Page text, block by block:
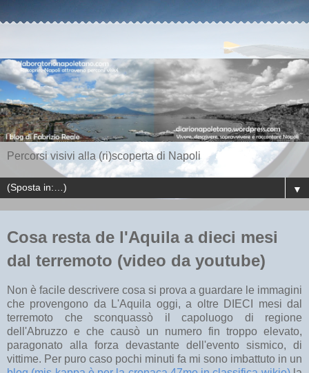
Percorsi visivi alla (ri)scoperta di Napoli
▼
Cosa resta de l'Aquila a dieci mesi
dal terremoto (video da youtube)
Non è facile descrivere cosa si prova a guardare le immagini
che provengono da L'Aquila oggi, a oltre DIECI mesi dal
terremoto che sconquassò il capoluogo di regione
dell'Abruzzo e che causò un numero fin troppo elevato,
paragonato alla forza devastante dell'evento sismico, di
vittime. Per puro caso pochi minuti fa mi sono imbattuto in un